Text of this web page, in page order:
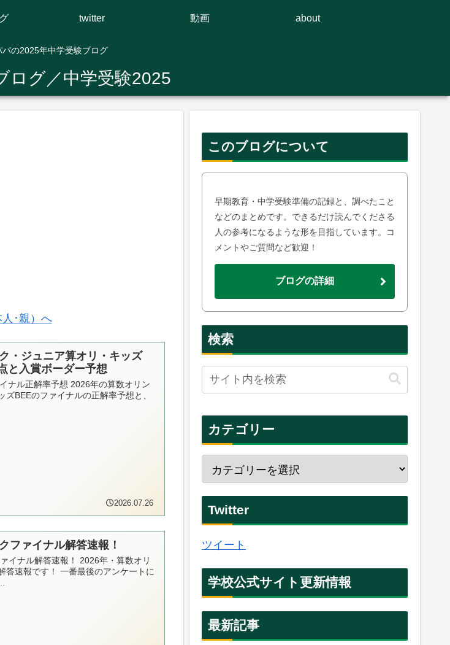
パの2025年中学受験ブログ
ログ／中学受験2025
twitter 動画 about
・ジュニア算オリ・キッズ
と入賞ボーダー予想
ナル正解率予想 2026年の算数オリン
ズBEEのファイナルの正解率予想と、
2026.07.26
ファイナル解答速報！
イナル解答速報！ 2026年・算数オリ
答速報です！ 一番最後のアンケートに
このブログについて
早期教育・中学受験準備の記録と、調べたこと
などのまとめです。できるだけ読んでくださる
人の参考になるような形を目指しています。コ
メントやご質問など歓迎！
ブログの詳細
検索
カテゴリー
Twitter
ツイート
学校公式サイト更新情報
最新記事